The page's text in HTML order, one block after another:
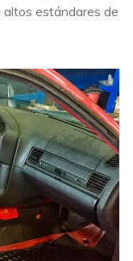
altos estándares de